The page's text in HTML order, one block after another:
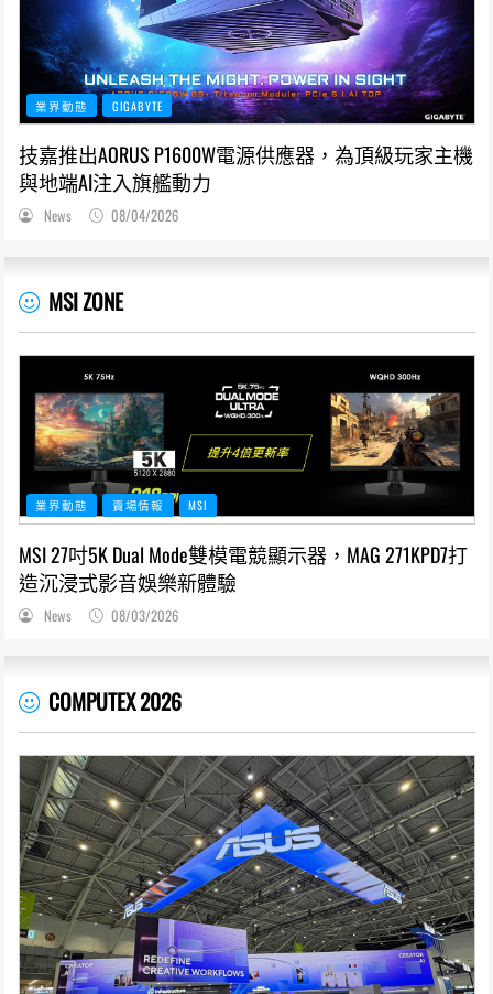
業界動態 GIGABYTE
技嘉推出AORUS P1600W電源供應器，為頂級玩家主機
與地端AI注入旗艦動力
News 08/04/2026
MSI ZONE
業界動態 賣場情報 MSI
MSI 27吋5K Dual Mode雙模電競顯示器，MAG 271KPD7打
造沉浸式影音娛樂新體驗
News 08/03/2026
COMPUTEX 2026